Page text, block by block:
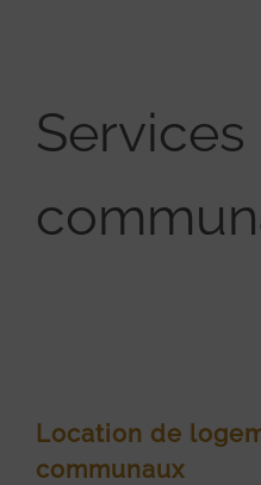
Services
Location de
communaux